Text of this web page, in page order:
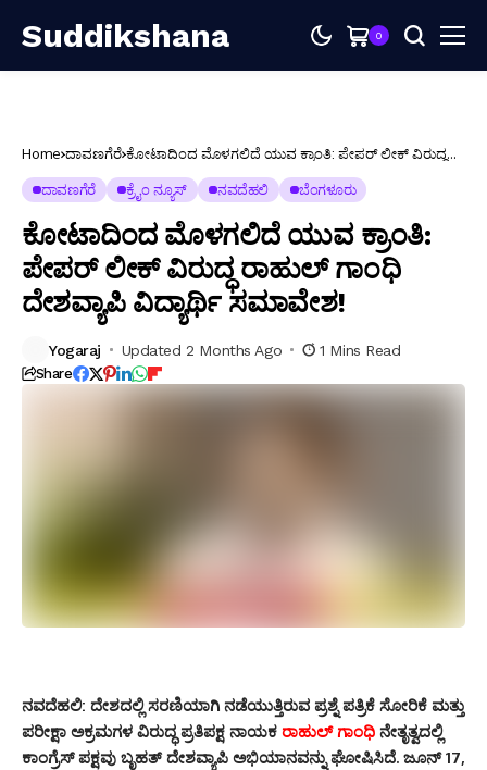
Suddikshana 0
Home ದಾವಣಗೆರೆ ಕೋಟಾದಿಂದ ಮೊಳಗಲಿದೆ ಯುವ ಕ್ರಾಂತಿ: ಪೇಪರ್ ಲೀಕ್ ವಿರುದ್ಧ
ದಾವಣಗೆರೆ ಕ್ರೈಂ ನ್ಯೂಸ್ ನವದೆಹಲಿ ಬೆಂಗಳೂರು
ಕೋಟಾದಿಂದ ಮೊಳಗಲಿದೆ ಯುವ ಕ್ರಾಂತಿ:
ಪೇಪರ್ ಲೀಕ್ ವಿರುದ್ಧ ರಾಹುಲ್ ಗಾಂಧಿ
ದೇಶವ್ಯಾಪಿ ವಿದ್ಯಾರ್ಥಿ ಸಮಾವೇಶ!
Yogaraj Updated 2 Months Ago 1 Mins Read
Share
ನವದೆಹಲಿ: ದೇಶದಲ್ಲಿ ಸರಣಿಯಾಗಿ ನಡೆಯುತ್ತಿರುವ ಪ್ರಶ್ನೆ ಪತ್ರಿಕೆ ಸೋರಿಕೆ ಮತ್ತು
ಪರೀಕ್ಷಾ ಅಕ್ರಮಗಳ ವಿರುದ್ಧ ಪ್ರತಿಪಕ್ಷ ನಾಯಕ ರಾಹುಲ್ ಗಾಂಧಿ ನೇತೃತ್ವದಲ್ಲಿ
ಕಾಂಗ್ರೆಸ್ ಪಕ್ಷವು ಬೃಹತ್ ದೇಶವ್ಯಾಪಿ ಅಭಿಯಾನವನ್ನು ಘೋಷಿಸಿದೆ. ಜೂನ್ 17,